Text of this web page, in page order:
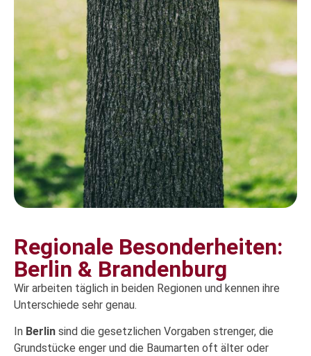
Regionale Besonderheiten:
Berlin & Brandenburg
Wir arbeiten täglich in beiden Regionen und kennen ihre
Unterschiede sehr genau.
In Berlin sind die gesetzlichen Vorgaben strenger, die
Grundstücke enger und die Baumarten oft älter oder